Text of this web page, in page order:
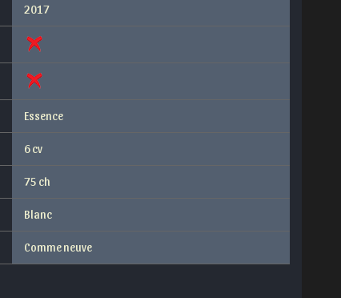
2017
Essence
6 cv
75 ch
Blanc
Comme neuve